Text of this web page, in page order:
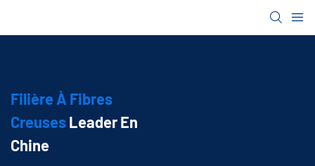
Filière À Fibres
CreusesLeader En
Chine